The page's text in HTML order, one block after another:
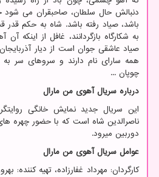
دنبالش حال سلطان، صاحبقران می شود
باشد، صیاد رفته باشد. شاه به حکم قدر
به شکارگاه بازگردانند، غافل از اینکه
صیاد عاشقی جوان است از دیار
همه سارای نام دارند و سروهای سر
چوپان ...
درباره سریال آهوی من مارال
این سریال جدید نمایش خانگی
ناصرالدین شاه است که با حضور چهره
دوربین میرود.
عوامل سریال آهوی من مارال
کارگردان: مهرداد غفارزاده، تهیه کننده: